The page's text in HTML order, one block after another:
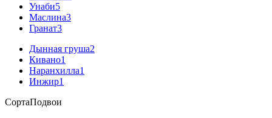
Унаби5
Маслина3
Гранат3
Дынная груша2
Кивано1
Наранхилла1
Инжир1
СортаПодвои